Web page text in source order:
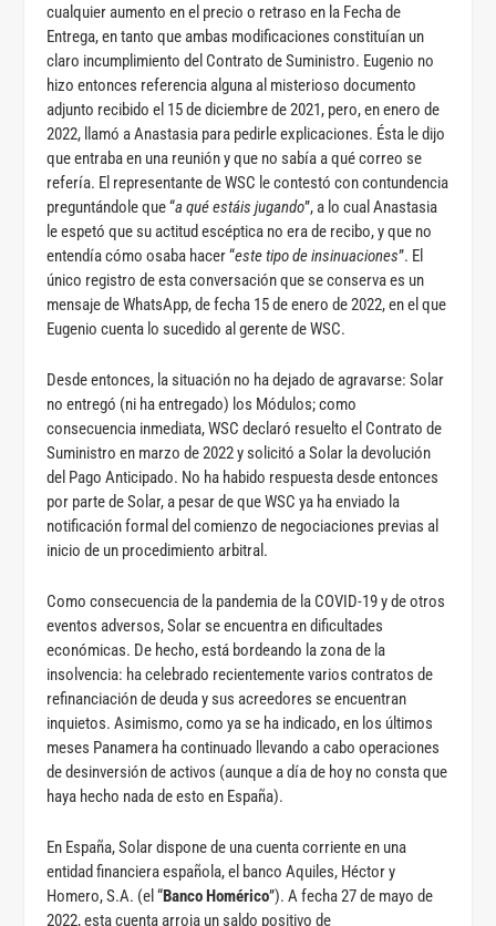
cualquier aumento en el precio o retraso en la Fecha de
Entrega, en tanto que ambas modificaciones constituían un
claro incumplimiento del Contrato de Suministro. Eugenio no
hizo entonces referencia alguna al misterioso documento
adjunto recibido el 15 de diciembre de 2021, pero, en enero de
2022, llamó a Anastasia para pedirle explicaciones. Ésta le dijo
que entraba en una reunión y que no sabía a qué correo se
refería. El representante de WSC le contestó con contundencia
preguntándole que “a qué estáis jugando”, a lo cual Anastasia
le espetó que su actitud escéptica no era de recibo, y que no
entendía cómo osaba hacer “este tipo de insinuaciones”. El
único registro de esta conversación que se conserva es un
mensaje de WhatsApp, de fecha 15 de enero de 2022, en el que
Eugenio cuenta lo sucedido al gerente de WSC.
Desde entonces, la situación no ha dejado de agravarse: Solar
no entregó (ni ha entregado) los Módulos; como
consecuencia inmediata, WSC declaró resuelto el Contrato de
Suministro en marzo de 2022 y solicitó a Solar la devolución
del Pago Anticipado. No ha habido respuesta desde entonces
por parte de Solar, a pesar de que WSC ya ha enviado la
notificación formal del comienzo de negociaciones previas al
inicio de un procedimiento arbitral.
Como consecuencia de la pandemia de la COVID-19 y de otros
eventos adversos, Solar se encuentra en dificultades
económicas. De hecho, está bordeando la zona de la
insolvencia: ha celebrado recientemente varios contratos de
refinanciación de deuda y sus acreedores se encuentran
inquietos. Asimismo, como ya se ha indicado, en los últimos
meses Panamera ha continuado llevando a cabo operaciones
de desinversión de activos (aunque a día de hoy no consta que
haya hecho nada de esto en España).
En España, Solar dispone de una cuenta corriente en una
entidad financiera española, el banco Aquiles, Héctor y
Homero, S.A. (el “Banco Homérico”). A fecha 27 de mayo de
2022, esta cuenta arroja un saldo positivo de